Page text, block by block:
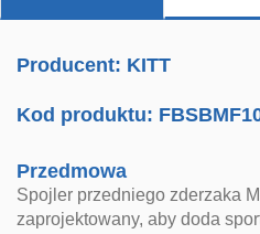
Producent: KITT
Kod produktu:
Przedmowa
Spojler przedniego zderzaka
zaprojektowany, aby doda